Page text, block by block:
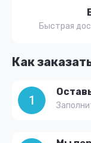
Как
1
Быстрая